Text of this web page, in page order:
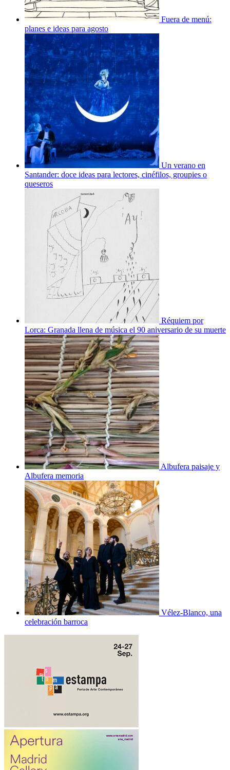
Fuera de menú:
planes e ideas para agosto
Un verano en
Santander: doce ideas para lectores, cinéfilos, groupies o
queseros
Réquiem por
Lorca: Granada llena de música el 90 aniversario de su muerte
Albufera paisaje y
Albufera memoria
Vélez-Blanco, una
celebración barroca